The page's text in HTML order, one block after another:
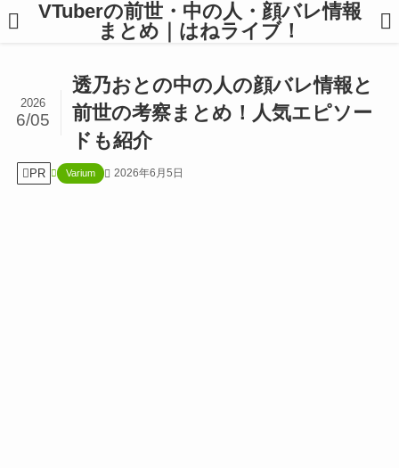
VTuberの前世・中の人・顔バレ情報
まとめ｜はねライブ！
透乃おとの中の人の顔バレ情報と
前世の考察まとめ！人気エピソー
ドも紹介
2026
6/05
PR Varium 2026年6月5日